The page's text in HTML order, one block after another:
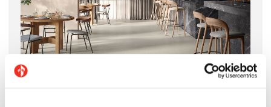
Stonetech Pearl